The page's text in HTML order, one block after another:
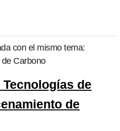
con el mismo tema:
Carbono
de
de